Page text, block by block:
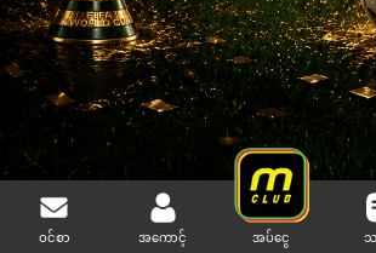
ဝင်စာ အကောင့် အပ်ငွေ သ